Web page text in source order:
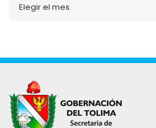
porElegir el mes